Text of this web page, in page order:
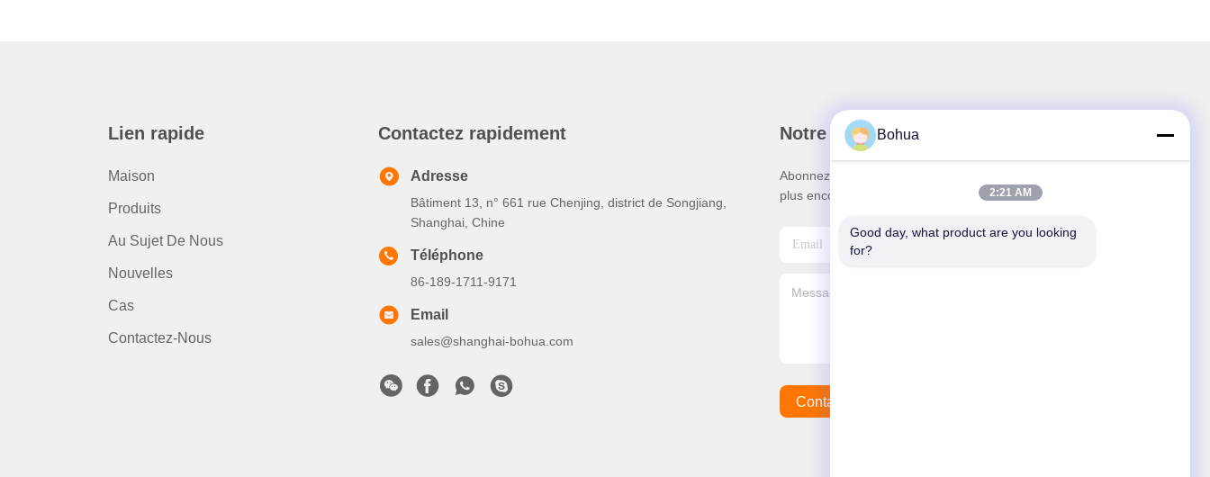
Lien rapide
Maison
Produits
Au Sujet De Nous
Nouvelles
Cas
Contactez-Nous
Contactez rapidement
Adresse
Bâtiment 13, n° 661 rue Chenjing, district de Songjiang,
Shanghai, Chine
Téléphone
86-189-1711-9171
Email
sales@shanghai-bohua.com
Notre newsletter
Abonnez-vous à notre newsletter pour des réductions et
plus encore.
Contactez-Nous
Bohua
2:21 AM
Good day, what product are you looking
for?